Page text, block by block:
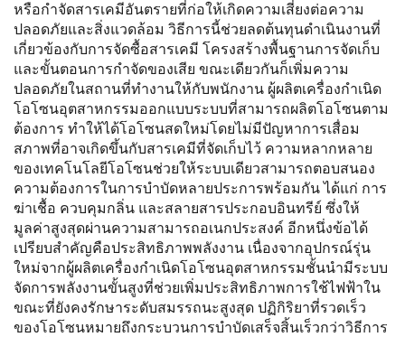
หรือกำจัดสารเคมีอันตรายที่ก่อให้เกิดความเสี่ยงต่อความ
ปลอดภัยและสิ่งแวดล้อม วิธีการนี้ช่วยลดต้นทุนดำเนินงานที่
เกี่ยวข้องกับการจัดซื้อสารเคมี โครงสร้างพื้นฐานการจัดเก็บ
และขั้นตอนการกำจัดของเสีย ขณะเดียวกันก็เพิ่มความ
ปลอดภัยในสถานที่ทำงานให้กับพนักงาน ผู้ผลิตเครื่องกำเนิด
โอโซนอุตสาหกรรมออกแบบระบบที่สามารถผลิตโอโซนตาม
ต้องการ ทำให้ได้โอโซนสดใหม่โดยไม่มีปัญหาการเสื่อม
สภาพที่อาจเกิดขึ้นกับสารเคมีที่จัดเก็บไว้ ความหลากหลาย
ของเทคโนโลยีโอโซนช่วยให้ระบบเดียวสามารถตอบสนอง
ความต้องการในการบำบัดหลายประการพร้อมกัน ได้แก่ การ
ฆ่าเชื้อ ควบคุมกลิ่น และสลายสารประกอบอินทรีย์ ซึ่งให้
มูลค่าสูงสุดผ่านความสามารถอเนกประสงค์ อีกหนึ่งข้อได้
เปรียบสำคัญคือประสิทธิภาพพลังงาน เนื่องจากอุปกรณ์รุ่น
ใหม่จากผู้ผลิตเครื่องกำเนิดโอโซนอุตสาหกรรมชั้นนำมีระบบ
จัดการพลังงานขั้นสูงที่ช่วยเพิ่มประสิทธิภาพการใช้ไฟฟ้าใน
ขณะที่ยังคงรักษาระดับสมรรถนะสูงสุด ปฏิกิริยาที่รวดเร็ว
ของโอโซนหมายถึงกระบวนการบำบัดเสร็จสิ้นเร็วกว่าวิธีการ